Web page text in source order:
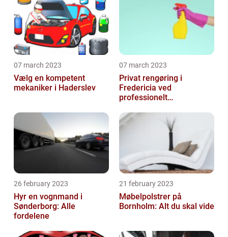
07 march 2023
Vælg en kompetent
mekaniker i Haderslev
07 march 2023
Privat rengøring i
Fredericia ved
professionelt
26 february 2023
Hyr en vognmand i
Sønderborg: Alle
fordelene
21 february 2023
Møbelpolstrer på
Bornholm: Alt du skal vide